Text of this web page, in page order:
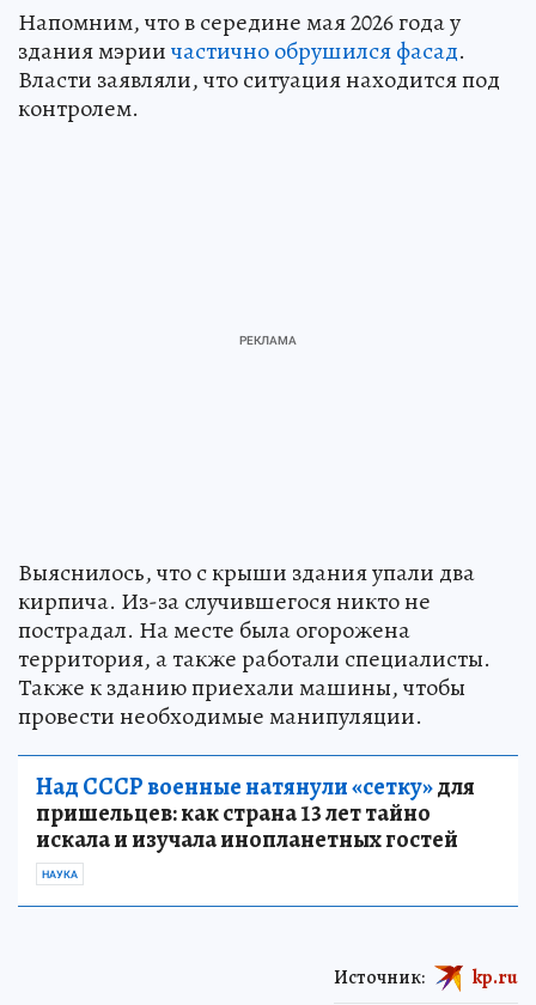
Напомним, что в середине мая 2026 года у
здания мэриичастично обрушился фасад.
Власти заявляли, что ситуация находится под
контролем.
Выяснилось, что с крыши здания упали два
кирпича. Из-за случившегося никто не
пострадал. На месте была огорожена
территория, а также работали специалисты.
Также к зданию приехали машины, чтобы
провести необходимые манипуляции.
Над СССР военные натянули «сетку»для
пришельцев: как страна 13 лет тайно
искала и изучала инопланетных гостей
НАУКА
Источник: kp.ru